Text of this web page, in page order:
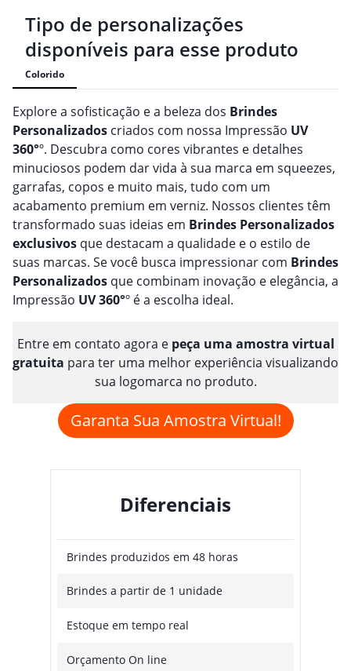
Tipo de personalizações
disponíveis para esse produto
Colorido
Explore a sofisticação e a beleza dos Brindes
Personalizados criados com nossa Impressão UV
360°º. Descubra como cores vibrantes e detalhes
minuciosos podem dar vida à sua marca em squeezes,
garrafas, copos e muito mais, tudo com um
acabamento premium em verniz. Nossos clientes têm
transformado suas ideias em Brindes Personalizados
exclusivos que destacam a qualidade e o estilo de
suas marcas. Se você busca impressionar com Brindes
Personalizados que combinam inovação e elegância, a
Impressão UV 360°º é a escolha ideal.
Entre em contato agora e peça uma amostra virtual
gratuita para ter uma melhor experiência visualizando
sua logomarca no produto.
Garanta Sua Amostra Virtual!
Diferenciais
Brindes produzidos em 48 horas
Brindes a partir de 1 unidade
Estoque em tempo real
Orçamento On line